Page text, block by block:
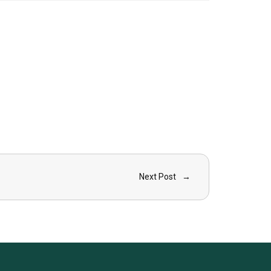
Next Post